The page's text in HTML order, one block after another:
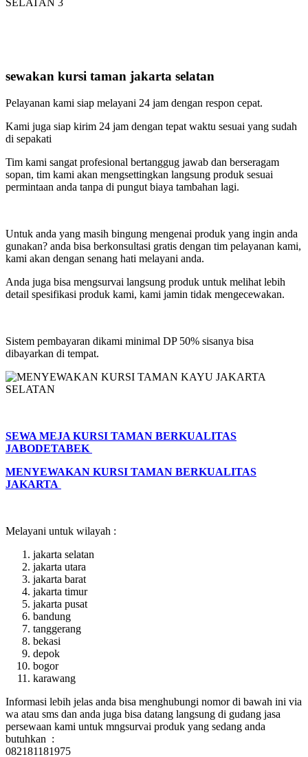
sewakan kursi taman jakarta selatan
Pelayanan kami siap melayani 24 jam dengan respon cepat.
Kami juga siap kirim 24 jam dengan tepat waktu sesuai yang sudah
di sepakati
Tim kami sangat profesional bertanggug jawab dan berseragam
sopan, tim kami akan mengsettingkan langsung produk sesuai
permintaan anda tanpa di pungut biaya tambahan lagi.
Untuk anda yang masih bingung mengenai produk yang ingin anda
gunakan? anda bisa berkonsultasi gratis dengan tim pelayanan kami,
kami akan dengan senang hati melayani anda.
Anda juga bisa mengsurvai langsung produk untuk melihat lebih
detail spesifikasi produk kami, kami jamin tidak mengecewakan.
Sistem pembayaran dikami minimal DP 50% sisanya bisa
dibayarkan di tempat.
SEWA MEJA KURSI TAMAN BERKUALITAS
JABODETABEK
MENYEWAKAN KURSI TAMAN BERKUALITAS
JAKARTA
Melayani untuk wilayah :
jakarta selatan
jakarta utara
jakarta barat
jakarta timur
jakarta pusat
bandung
tanggerang
bekasi
depok
bogor
karawang
Informasi lebih jelas anda bisa menghubungi nomor di bawah ini via
wa atau sms dan anda juga bisa datang langsung di gudang jasa
persewaan kami untuk mngsurvai produk yang sedang anda
butuhkan :
082181181975